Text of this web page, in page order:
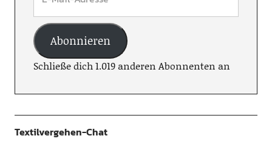
Abonnieren
Schließe dich 1.019 anderen Abonnenten an
Textilvergehen-Chat